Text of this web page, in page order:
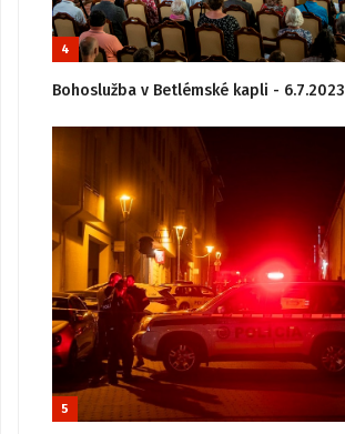
4
Bohoslužba v Betlémské kapli - 6.7.2023
5